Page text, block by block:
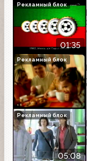
01:35
Рекламный блок
Рекламный блок
05:08
Рекламный блок